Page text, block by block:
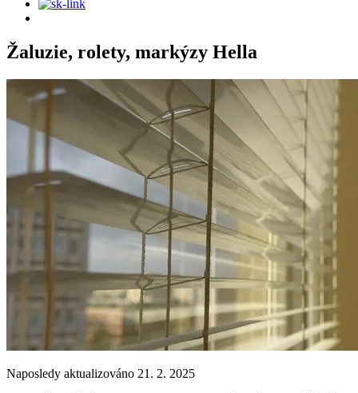
Žaluzie, rolety, markýzy Hella
Naposledy aktualizováno 21. 2. 2025